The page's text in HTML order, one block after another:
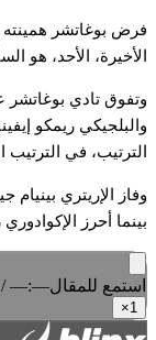
فرض بوغاتشر همينته
الأخيرة، الأحد، هو
وتفوق تادي بوغاتشر
والبلجيكي ريمكو
الترتيب، في
وفاز الإريتري
بينما أحرز
استمع للمقال/ —:—
1
×